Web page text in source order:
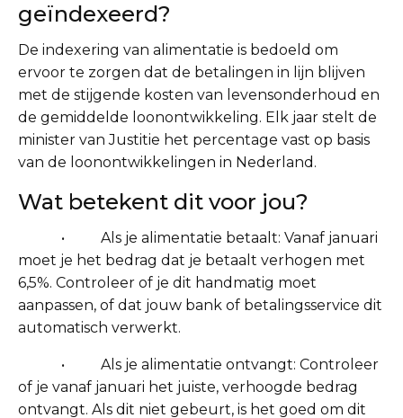
geïndexeerd?
De indexering van alimentatie is bedoeld om
ervoor te zorgen dat de betalingen in lijn blijven
met de stijgende kosten van levensonderhoud en
de gemiddelde loonontwikkeling. Elk jaar stelt de
minister van Justitie het percentage vast op basis
van de loonontwikkelingen in Nederland.
Wat betekent dit voor jou?
• Als je alimentatie betaalt: Vanaf januari
moet je het bedrag dat je betaalt verhogen met
6,5%. Controleer of je dit handmatig moet
aanpassen, of dat jouw bank of betalingsservice dit
automatisch verwerkt.
• Als je alimentatie ontvangt: Controleer
of je vanaf januari het juiste, verhoogde bedrag
ontvangt. Als dit niet gebeurt, is het goed om dit